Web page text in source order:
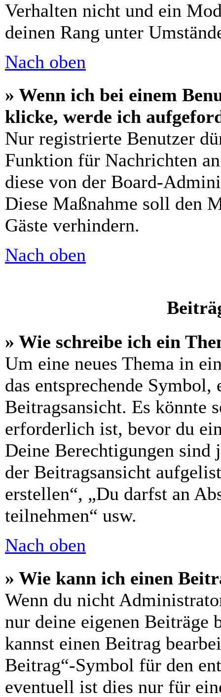
Verhalten nicht und ein
deinen Rang unter
Nach oben
» Wenn ich bei einem
klicke, werde ich
Nur registrierte Benutzer
Funktion für Nachrichten
diese von der Board-
Diese Maßnahme soll den
Gäste verhindern.
Nach oben
» Wie schreibe ich ein
Um eine neues Thema in
das entsprechende
Beitragsansicht. Es könnte
erforderlich ist, bevor du
Deine Berechtigungen sind
der Beitragsansicht
erstellen“, „Du darfst an
teilnehmen“ usw.
Nach oben
» Wie kann ich einen
Wenn du nicht
nur deine eigenen Beiträge
kannst einen Beitrag
Beitrag“-Symbol für den
eventuell ist dies nur für